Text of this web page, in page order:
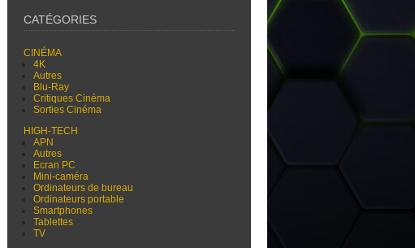
CATÉGORIES
CINÉMA
4K
Autres
Blu-Ray
Critiques Cinéma
Sorties Cinéma
HIGH-TECH
APN
Autres
Ecran PC
Mini-caméra
Ordinateurs de bureau
Ordinateurs portable
Smartphones
Tablettes
TV